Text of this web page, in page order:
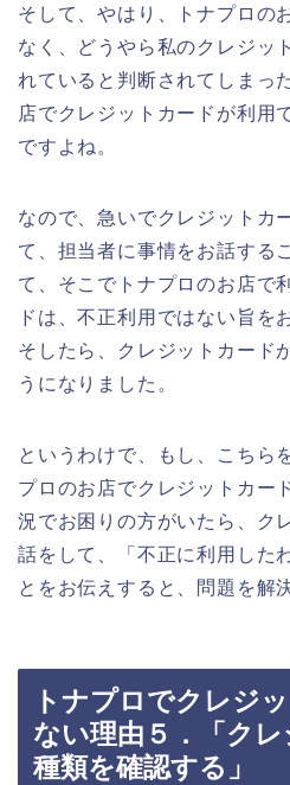
そして、やはり、トナプロの
なく、どうやら私のクレジッ
れていると判断されてしまっ
店でクレジットカードが利用
ですよね。
なので、急いでクレジットカ
て、担当者に事情をお話する
て、そこでトナプロのお店で
ドは、不正利用ではない旨を
そしたら、クレジットカード
うになりました。
というわけで、もし、こちら
プロのお店でクレジットカー
況でお困りの方がいたら、ク
話をして、「不正に利用した
とをお伝えすると、問題を解
トナプロでクレジ
ない理由５．「ク
種類を確認する」